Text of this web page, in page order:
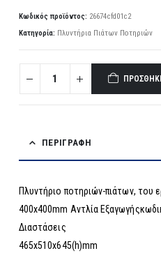
Κωδικός προϊόντος: 26674cfd01c2
Κατηγορία: Πλυντήρια Πιάτων Ποτηριών
ΠΕΡΙΓΡΑΦΉ
Πλυντήριο ποτηριών-πιάτων, του
400x400mm Αντλία
Διαστάσεις
465x510x645(h)mm